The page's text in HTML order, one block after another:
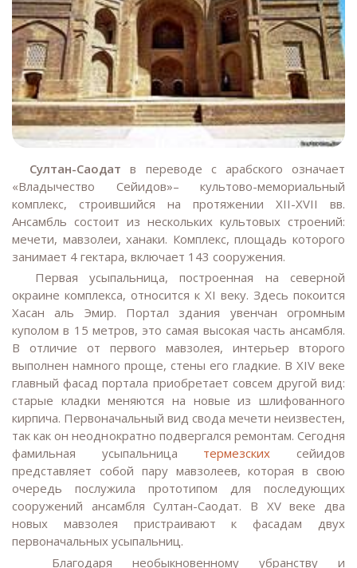
Султан-Саодат в переводе с арабского означает
«Владычество Сейидов»– культово-мемориальный
комплекс, строившийся на протяжении XII-XVII вв.
Ансамбль состоит из нескольких культовых строений:
мечети, мавзолеи, ханаки. Комплекс, площадь которого
занимает 4 гектара, включает 143 сооружения.
Первая усыпальница, построенная на северной
окраине комплекса, относится к XI веку. Здесь покоится
Хасан аль Эмир. Портал здания увенчан огромным
куполом в 15 метров, это самая высокая часть ансамбля.
В отличие от первого мавзолея, интерьер второго
выполнен намного проще, стены его гладкие. В XIV веке
главный фасад портала приобретает совсем другой вид:
старые кладки меняются на новые из шлифованного
кирпича. Первоначальный вид свода мечети неизвестен,
так как он неоднократно подвергался ремонтам. Сегодня
фамильная усыпальница термезских сейидов
представляет собой пару мавзолеев, которая в свою
очередь послужила прототипом для последующих
сооружений ансамбля Султан-Саодат. В XV веке два
новых мавзолея пристраивают к фасадам двух
первоначальных усыпальниц.
Благодаря необыкновенному убранству и